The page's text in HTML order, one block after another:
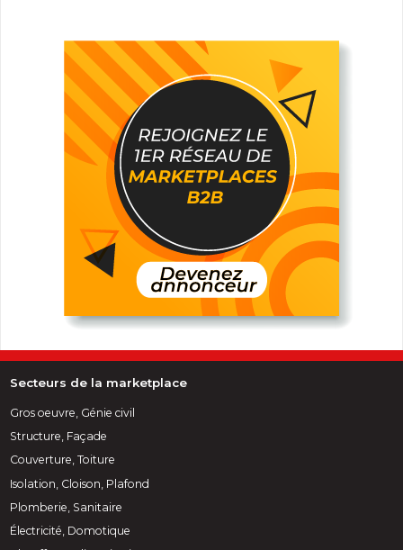
Secteurs de la marketplace
Gros oeuvre, Génie civil
Structure, Façade
Couverture, Toiture
Isolation, Cloison, Plafond
Plomberie, Sanitaire
Électricité, Domotique